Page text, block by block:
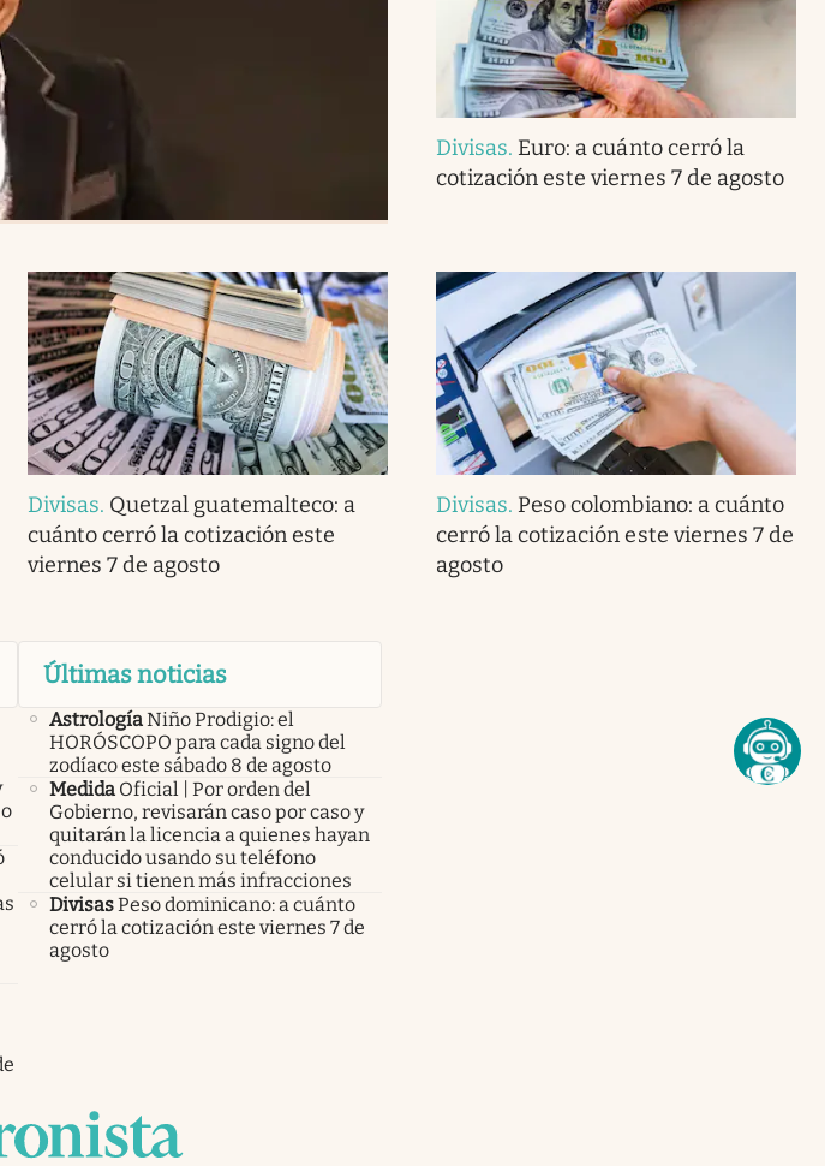
Divisas. Euro: a cuánto cerró la
cotización este viernes 7 de agosto
Divisas. Quetzal guatemalteco: a
cuánto cerró la cotización este
viernes 7 de agosto
Divisas. Peso colombiano: a cuánto
cerró la cotización este viernes 7 de
agosto
Últimas noticias
AstrologíaNiño Prodigio: el
HORÓSCOPO para cada signo del
zodíaco este sábado 8 de agosto
Medida Oficial | Por orden del
Gobierno, revisarán caso por caso y
quitarán la licencia a quienes hayan
conducido usando su teléfono
celular si tienen más infracciones
DivisasPeso dominicano: a cuánto
cerró la cotización este viernes 7 de
agosto